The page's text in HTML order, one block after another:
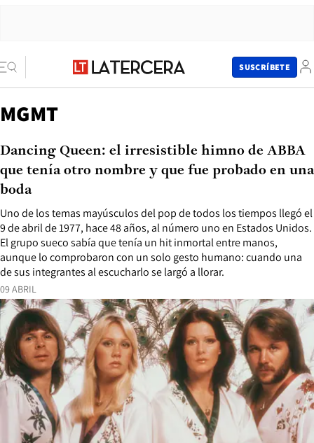
SUSCRÍBETE
MGMT
09 ABRIL
Uno de los temas mayúsculos del pop de todos los tiempos llegó el
9 de abril de 1977, hace 48 años, al número uno en Estados Unidos.
El grupo sueco sabía que tenía un hit inmortal entre manos,
aunque lo comprobaron con un solo gesto humano: cuando una
de sus integrantes al escucharlo se largó a llorar.
Dancing Queen: el irresistible himno de ABBA
que tenía otro nombre y que fue probado en una
boda